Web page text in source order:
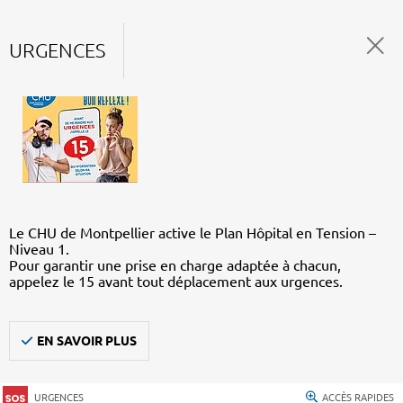
URGENCES
Le CHU de Montpellier active le Plan Hôpital en Tension –
Niveau 1.
Pour garantir une prise en charge adaptée à chacun,
appelez le 15 avant tout déplacement aux urgences.
EN SAVOIR PLUS
URGENCES ACCÈS RAPIDES